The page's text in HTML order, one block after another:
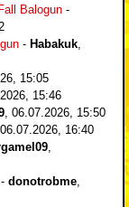
Balogun -
- Habakuk
15:05
15:46
06.07.2026, 15:50
06.07.2026, 16:40
- donotrobme